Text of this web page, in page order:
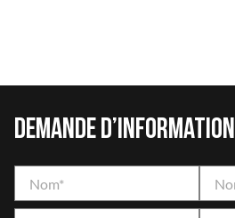
Demande d’information